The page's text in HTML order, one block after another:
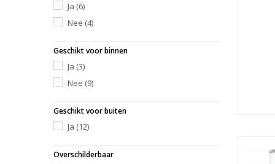
Ja (6)
Nee (4)
Geschikt voor binnen
Ja (3)
Nee (9)
Geschikt voor buiten
Ja (12)
Overschilderbaar